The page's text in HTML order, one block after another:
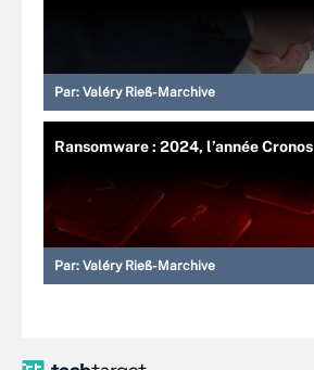
Par: Valéry Rieß-Marchive
Ransomware : 2024, l’année Cronos
Par: Valéry Rieß-Marchive